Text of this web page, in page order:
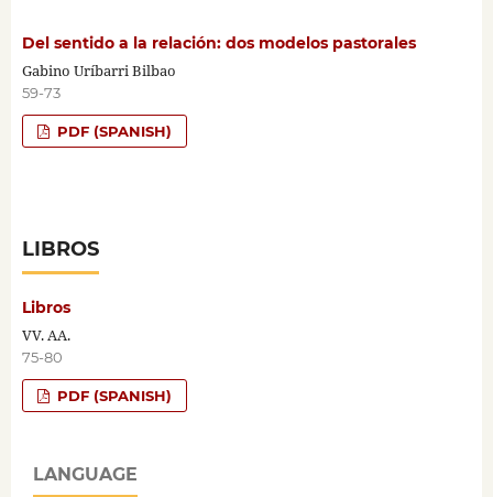
Del sentido a la relación: dos modelos pastorales
Gabino Uríbarri Bilbao
59-73
PDF (SPANISH)
LIBROS
Libros
VV. AA.
75-80
PDF (SPANISH)
LANGUAGE